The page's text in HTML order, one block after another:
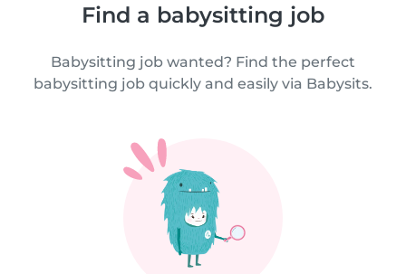
Find a babysitting job
Babysitting job wanted? Find the perfect
babysitting job quickly and easily via Babysits.